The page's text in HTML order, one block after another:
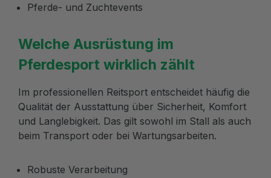
Pferde- und Zuchtevents
Welche Ausrüstung im
Pferdesport wirklich zählt
Im professionellen Reitsport entscheidet häufig die
Qualität der Ausstattung über Sicherheit, Komfort
und Langlebigkeit. Das gilt sowohl im Stall als auch
beim Transport oder bei Wartungsarbeiten.
Robuste Verarbeitung